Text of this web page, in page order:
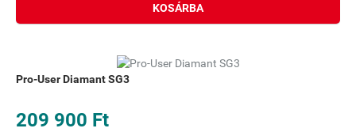
KOSÁRBA
Pro-User Diamant SG3
209 900 Ft